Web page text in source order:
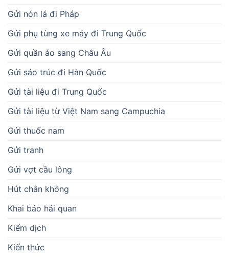
Gửi nón lá đi Pháp
Gửi phụ tùng xe máy đi Trung Quốc
Gửi quần áo sang Châu Âu
Gửi sáo trúc đi Hàn Quốc
Gửi tài liệu đi Trung Quốc
Gửi tài liệu từ Việt Nam sang Campuchia
Gửi thuốc nam
Gửi tranh
Gửi vợt cầu lông
Hút chân không
Khai báo hải quan
Kiểm dịch
Kiến thức